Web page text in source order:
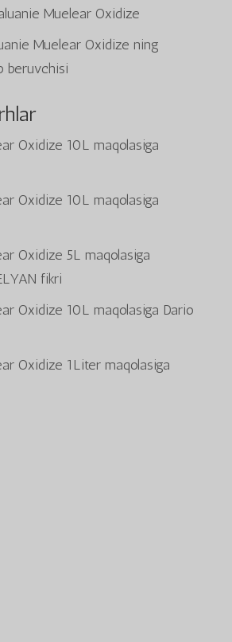
Muelear Oxidize
Muelear Oxidize ning
beruvchisi
Oxidize 10L maqolasiga
Oxidize 10L maqolasiga
Oxidize 5L maqolasiga
fikri
Oxidize 10L maqolasiga Dario
Oxidize 1Litermaqolasiga